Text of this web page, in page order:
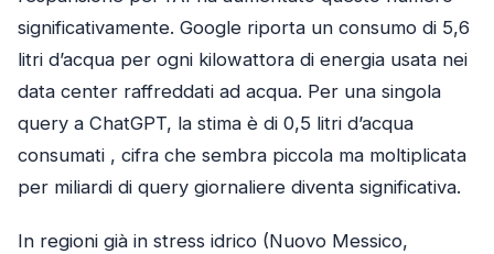
significativamente. Google riporta un consumo di 5,6
litri d’acqua per ogni kilowattora di energia usata nei
data center raffreddati ad acqua. Per una singola
query a ChatGPT, la stima è di 0,5 litri d’acqua
consumati , cifra che sembra piccola ma moltiplicata
per miliardi di query giornaliere diventa significativa.
In regioni già in stress idrico (Nuovo Messico,